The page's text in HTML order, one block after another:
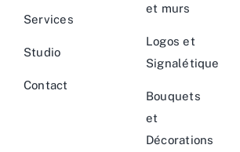
Services
Studio
Contact
et murs
Logos et
Signalétique
Bouquets
et
Décorations